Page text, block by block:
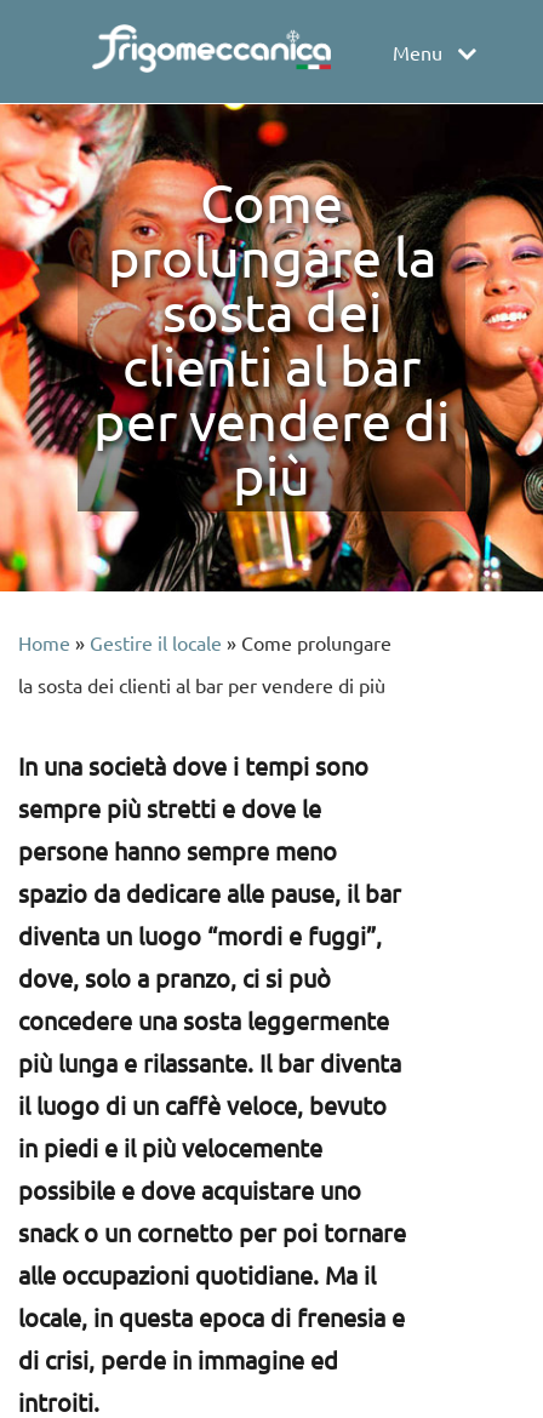
Menu
Come
prolungare la
sosta dei
clienti al bar
per vendere di
più
Home » Gestire il locale » Come prolungare
la sosta dei clienti al bar per vendere di più
In una società dove i tempi sono
sempre più stretti e dove le
persone hanno sempre meno
spazio da dedicare alle pause, il bar
diventa un luogo “mordi e fuggi”,
dove, solo a pranzo, ci si può
concedere una sosta leggermente
più lunga e rilassante. Il bar diventa
il luogo di un caffè veloce, bevuto
in piedi e il più velocemente
possibile e dove acquistare uno
snack o un cornetto per poi tornare
alle occupazioni quotidiane. Ma il
locale, in questa epoca di frenesia e
di crisi, perde in immagine ed
introiti.